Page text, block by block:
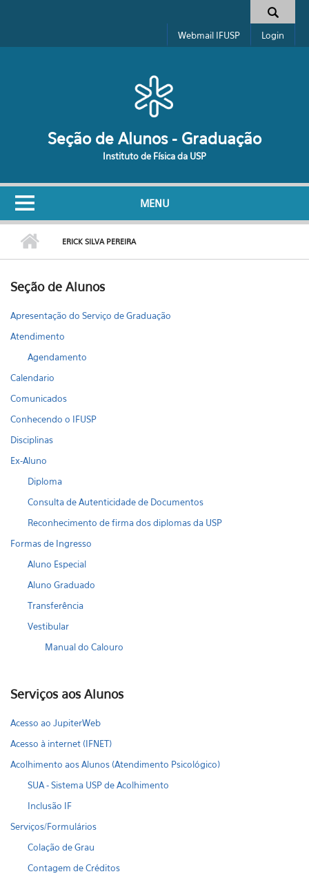
Formulário de busca
Webmail IFUSP Login
Seção de Alunos - Graduação
Instituto de Física da USP
MENU
ERICK SILVA PEREIRA
Seção de Alunos
Apresentação do Serviço de Graduação
Atendimento
Agendamento
Calendario
Comunicados
Conhecendo o IFUSP
Disciplinas
Ex-Aluno
Diploma
Consulta de Autenticidade de Documentos
Reconhecimento de firma dos diplomas da USP
Formas de Ingresso
Aluno Especial
Aluno Graduado
Transferência
Vestibular
Manual do Calouro
Serviços aos Alunos
Acesso ao JupiterWeb
Acesso à internet (IFNET)
Acolhimento aos Alunos (Atendimento Psicológico)
SUA - Sistema USP de Acolhimento
Inclusão IF
Serviços/Formulários
Colação de Grau
Contagem de Créditos